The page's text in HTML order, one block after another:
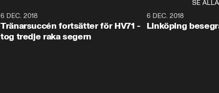
SE ALLA
6 DEC. 2018
Tränarsuccén fortsätter för HV71 -
tog tredje raka segern
6 DEC. 2018
Linköping